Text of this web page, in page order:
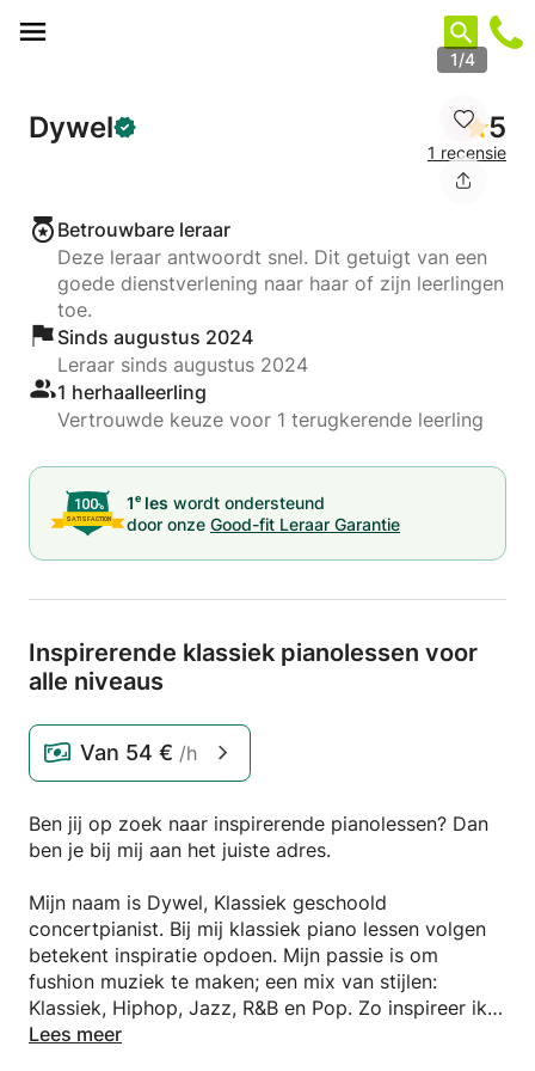
1/4
Dywel 5
1 recensie
Betrouwbare leraar
Deze leraar antwoordt snel. Dit getuigt van een
goede dienstverlening naar haar of zijn leerlingen
toe.
Sinds augustus 2024
Leraar sinds augustus 2024
1 herhaalleerling
Vertrouwde keuze voor 1 terugkerende leerling
1e les wordt ondersteund
door onze Good-fit Leraar Garantie
Inspirerende klassiek pianolessen voor
alle niveaus
Van 54 € /h
Ben jij op zoek naar inspirerende pianolessen? Dan
ben je bij mij aan het juiste adres.
Mijn naam is Dywel, Klassiek geschoold
concertpianist. Bij mij klassiek piano lessen volgen
betekent inspiratie opdoen. Mijn passie is om
fushion muziek te maken; een mix van stijlen:
Klassiek, Hiphop, Jazz, R&B en Pop. Zo inspireer ik
leerlingen om buiten hun eigen kaders te denken en
Lees meer